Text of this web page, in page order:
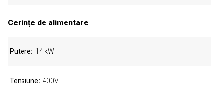
Cerințe de alimentare
Putere 14 kW
Tensiune 400V